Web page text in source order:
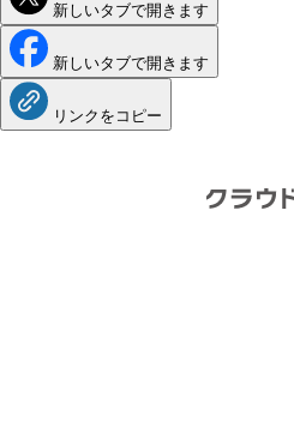
新しいタブで開きます
新しいタブで開きます
リンクをコピー